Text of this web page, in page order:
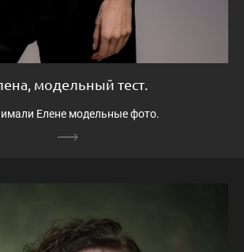
модельный тест.
Елене модельные фото.